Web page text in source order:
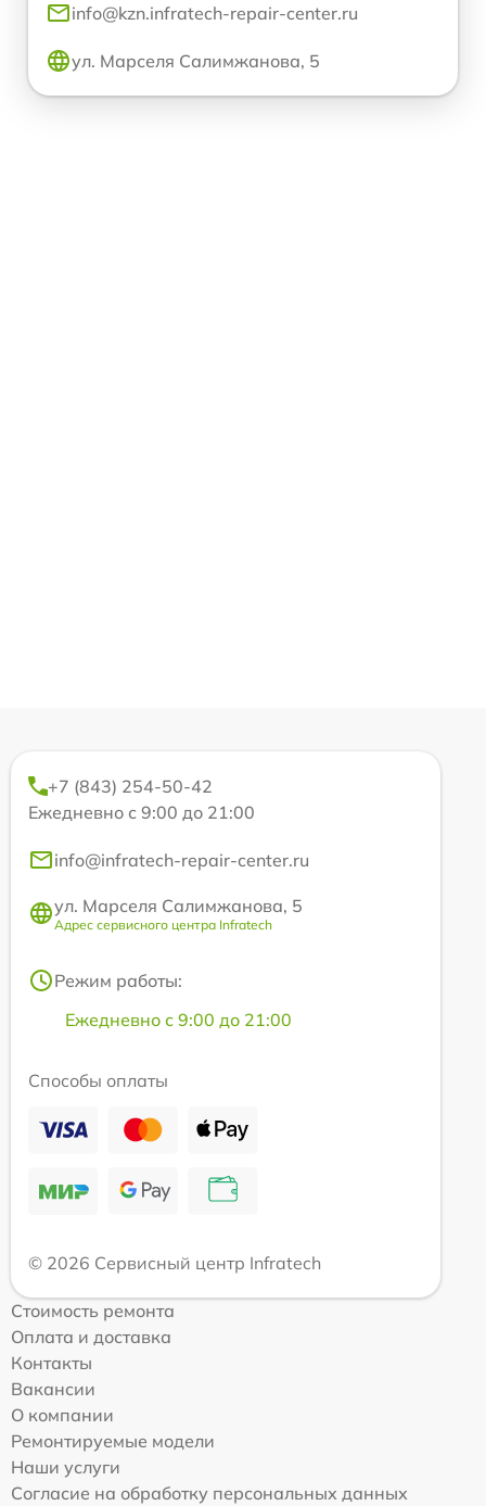
info@kzn.infratech-repair-center.ru
ул. Марселя Салимжанова, 5
+7 (843) 254-50-42
Ежедневно с 9:00 до 21:00
info@infratech-repair-center.ru
ул. Марселя Салимжанова, 5
Адрес сервисного центра Infratech
Режим работы:
Ежедневно с 9:00 до 21:00
Способы оплаты
© 2026 Сервисный центр Infratech
Стоимость ремонта
Оплата и доставка
Контакты
Вакансии
О компании
Ремонтируемые модели
Наши услуги
Согласие на обработку персональных данных